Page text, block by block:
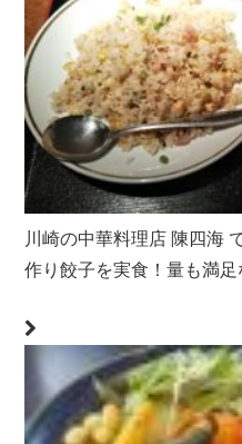
川崎の中華料理店 陳四海
作り餃子を実食！量も満足